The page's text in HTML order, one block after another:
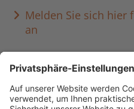
Melden Sie sich hier
an
Häufig aufgerufen
Standorte &